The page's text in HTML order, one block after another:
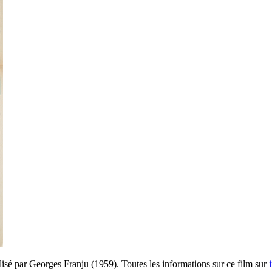
par Georges Franju (1959). Toutes les informations sur ce film sur